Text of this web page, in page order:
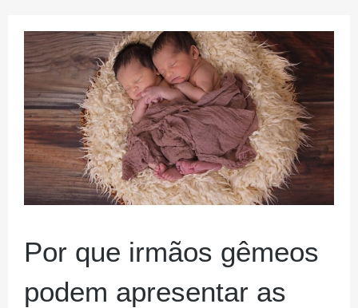
Por que irmãos gêmeos
podem apresentar as